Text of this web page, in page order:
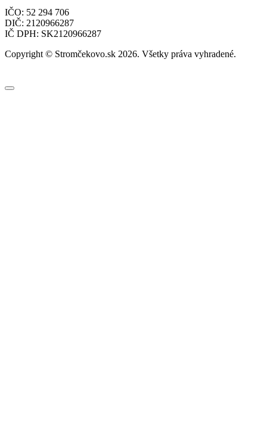
IČO: 52 294 706
DIČ: 2120966287
IČ DPH: SK2120966287
Copyright © Stromčekovo.sk 2026. Všetky práva vyhradené.